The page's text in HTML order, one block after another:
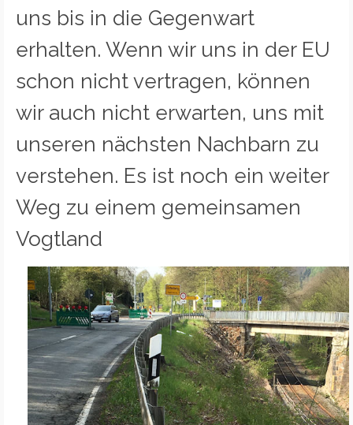
uns bis in die Gegenwart
erhalten. Wenn wir uns in der EU
schon nicht vertragen, können
wir auch nicht erwarten, uns mit
unseren nächsten Nachbarn zu
verstehen. Es ist noch ein weiter
Weg zu einem gemeinsamen
Vogtland